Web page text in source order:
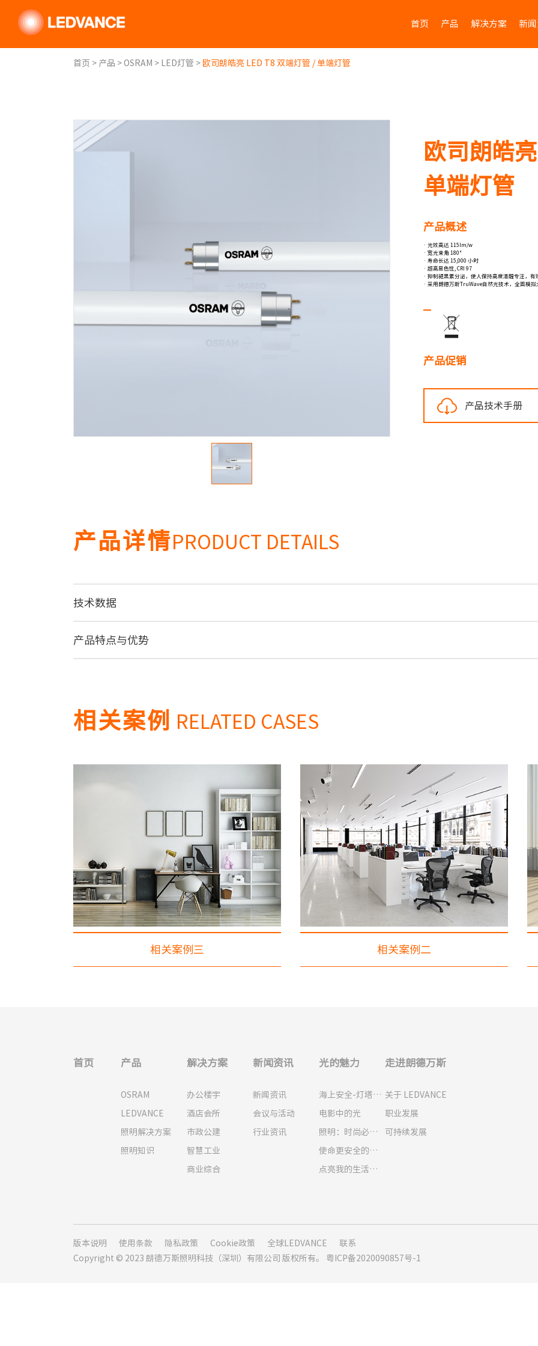
首页 产品 解决方案 新
首页 > 产品 > OSRAM > LED灯管 > 欧司朗皓亮 LED T8 双端灯管 / 单端灯管
欧司朗皓
单端灯管
产品概述
· 光效高达 115lm/w
· 宽光束角 180°
· 寿命长达 15,000 小时
· 超高显色性, CRI 97
· 抑制褪黑素分泌，使人保持高度清醒专注，有
· 采用朗德万斯TruWave自然光技术，全面模
产品促销
产品技术手册
产品详情 PRODUCT DETAILS
技术数据
产品特点与优势
相关案例 RELATED CASES
相关案例三 相关案例二
首页 产品
OSRAM
LEDVANCE
照明解决方案
照明知识
解决方案
办公楼宇
酒店会所
市政公建
智慧工业
商业综合
新闻资讯
新闻资讯
会议与活动
行业资讯
光的魅力
海上安全-灯塔的历史
电影中的光
照明：时尚必备品！
使命更安全的城市
点亮我的生活：为什么人类需要光
走进朗德万斯
关于 LEDVANCE
职业发展
可持续发展
版本说明 使用条款 隐私政策 Cookie政策 全球LEDVANCE
联系
Copyright © 2023 朗德万斯照明科技（深圳）有限公司 版权所有。 粤ICP备2020090857号-1